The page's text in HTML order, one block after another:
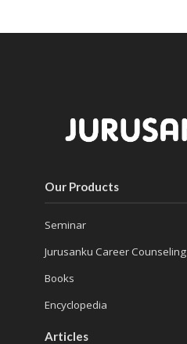
Our Products
Seminar
Jurusanku Career Counseling
Books
Encyclopedia
Articles